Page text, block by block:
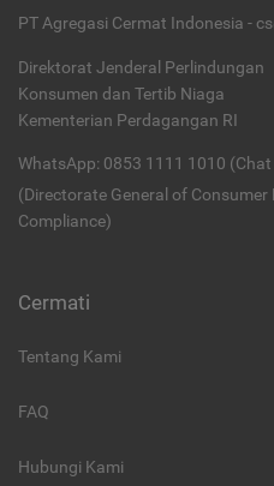
PT Agregasi Cermat Indonesia -
Direktorat Jenderal Perlindungan
Konsumen dan Tertib Niaga
Kementerian Perdagangan RI
WhatsApp: 0853 1111 1010 (Chat
(Directorate General of
Compliance)
Cermati
Tentang Kami
FAQ
Hubungi Kami